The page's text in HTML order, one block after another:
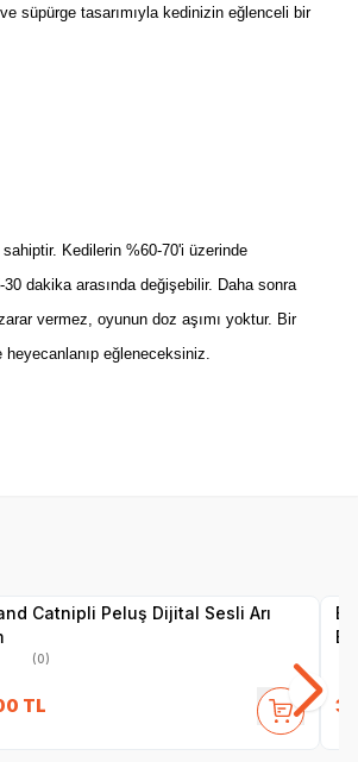
süpürge tasarımıyla kedinizin eğlenceli bir
Kedilerin %60-70'i üzerinde
30 dakika arasında değişebilir. Daha sonra
vermez, oyunun doz aşımı yoktur. Bir
eğleneceksiniz.
Catnipli Peluş Dijital Sesli Arı
(0)
TL